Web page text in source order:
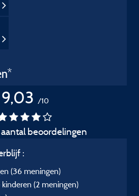
9,03 /10
beoordelingen
:
(36 meningen)
(2 meningen)